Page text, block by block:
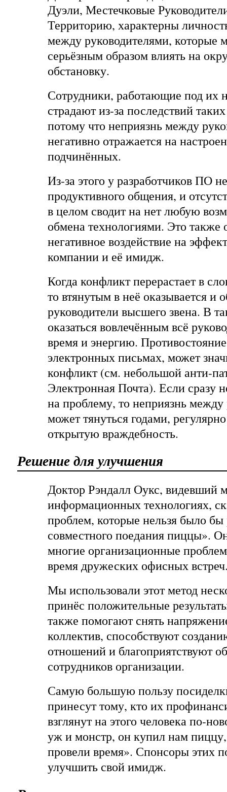
Дуэли, Местечковые
Территорию, характерны
между руководителями, которые
серьёзным образом влиять на
обстановку.
Сотрудники, работающие под их
страдают из-за последствий
потому что неприязнь между
негативно отражается на
подчинённых.
Из-за этого у разработчиков ПО
продуктивного общения, и
в целом сводит на нет любую
обмена технологиями. Это также
негативное воздействие на
компании и её имидж.
Когда конфликт перерастает в
то втянутым в неё оказывается и
руководители высшего звена. В
оказаться вовлечённым всё
время и энергию.
электронных письмах, может
конфликт (см. небольшой анти-
Электронная Почта). Если сразу
на проблему, то неприязнь между
может тянуться годами,
открытую враждебность.
Решение для улучшения
Доктор Рэндалл Оукс, видевший
информационных технологиях,
проблем, которые нельзя было
совместного поедания пиццы».
многие организационные
время дружеских офисных
Мы использовали этот метод
принёс положительные
также помогают снять
коллектив, способствуют
отношений и благоприятствуют
сотрудников организации.
Самую большую пользу
принесут тому, кто их
взглянут на этого человека по-
уж и монстр, он купил нам
провели время». Спонсоры этих
улучшить свой имидж.